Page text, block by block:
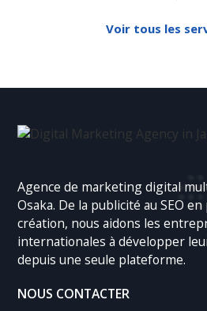
Voir tous les
Agence de marketing digital
Osaka. De la publicité au SEO
création, nous aidons les
internationales à développer
depuis une seule plateforme.
NOUS CONTACTER